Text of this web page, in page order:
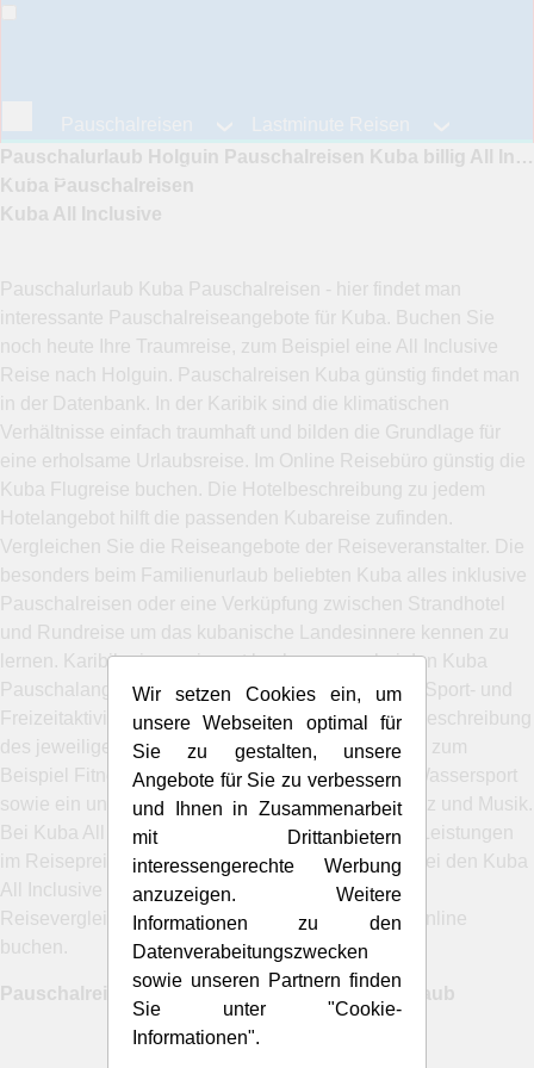
Reiseangebote
Pauschalurlaub Holguin Pauschalreisen Kuba billig All Inclusive Urlaub Guardalavaca Hotels günstig Kubaurlaub
Kuba Pauschalreisen
Kuba All Inclusive
Pauschalurlaub Kuba Pauschalreisen - hier findet man
interessante Pauschalreiseangebote für Kuba. Buchen Sie
noch heute Ihre Traumreise, zum Beispiel eine All Inclusive
Reise nach Holguin. Pauschalreisen Kuba günstig findet man
in der Datenbank. In der Karibik sind die klimatischen
Verhältnisse einfach traumhaft und bilden die Grundlage für
eine erholsame Urlaubsreise. Im Online Reisebüro günstig die
Kuba Flugreise buchen. Die Hotelbeschreibung zu jedem
Hotelangebot hilft die passenden Kubareise zufinden.
Vergleichen Sie die Reiseangebote der Reiseveranstalter. Die
besonders beim Familienurlaub beliebten Kuba alles inklusive
Pauschalreisen oder eine Verküpfung zwischen Strandhotel
und Rundreise um das kubanische Landesinnere kennen zu
lernen. Karibikreise preiswert buchen, muss bei den Kuba
Pauschalangeboten kein Traum bleiben. Über die Sport- und
Freizeitaktivitäten informiert man sich in der Hotelbeschreibung
des jeweiligen Hotels. Manche Kuba Hotels bieten zum
Beispiel Fitness, Tennis, Mini-Club und natürlich Wassersport
sowie ein unterhaltsames Abendprogramm mit Tanz und Musik.
Bei Kuba All Inclusive Hotels können viele dieser Leistungen
im Reisepreis enthalten sein. Hier lohnt ein Blick bei den Kuba
All Inclusive Pauschalreisen. Holguin. Nach dem
Reisevergleich am besten die Kubareise günstig online
buchen.
Pauschalreisen Kuba All Inclusive Pauschalurlaub
Wir setzen Cookies ein, um
unsere Webseiten optimal für
Sie zu gestalten, unsere
Angebote für Sie zu verbessern
und Ihnen in Zusammenarbeit
mit Drittanbietern
interessengerechte Werbung
anzuzeigen. Weitere
Informationen zu den
Datenverabeitungszwecken
sowie unseren Partnern finden
Sie unter "Cookie-
Informationen".